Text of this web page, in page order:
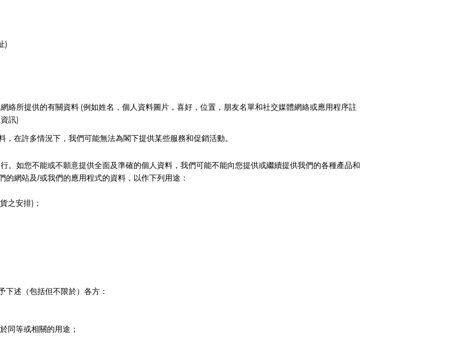
)
絡所提供的有關資料 (例如姓名，個人資料圖片，喜好，位置，朋友名單和社交媒體網絡或應用程序註
訊)
在許多情況下，我們可能無法為閣下提供某些服務和促銷活動。
。如您不能或不願意提供全面及準確的個人資料，我們可能不能向您提供或繼續提供我們的各種產品和
的網站及/或我們的應用程式的資料，以作下列用途：
之安排)；
下述（包括但不限於）各方：
同等或相關的用途；